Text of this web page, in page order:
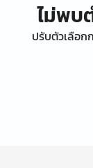
ไม่พบ
ปรับตัวเลือก